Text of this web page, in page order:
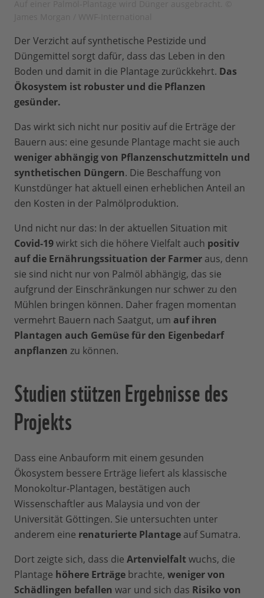
Der Verzicht auf synthetische Pestizide und
Düngemittel sorgt dafür, dass das Leben in den
Boden und damit in die Plantage zurückkehrt. Das
Ökosystem ist robuster und die Pflanzen
gesünder.
Das wirkt sich nicht nur positiv auf die Erträge der
Bauern aus: eine gesunde Plantage macht sie auch
weniger abhängig von Pflanzenschutzmitteln und
synthetischen Düngern. Die Beschaffung von
Kunstdünger hat aktuell einen erheblichen Anteil an
den Kosten in der Palmölproduktion.
Und nicht nur das: In der aktuellen Situation mit
Covid-19wirkt sich die höhere Vielfalt auch positiv
auf die Ernährungssituation der Farmer aus, denn
sie sind nicht nur von Palmöl abhängig, das sie
aufgrund der Einschränkungen nur schwer zu den
Mühlen bringen können. Daher fragen momentan
vermehrt Bauern nach Saatgut, um auf ihren
Plantagen auch Gemüse für den Eigenbedarf
anpflanzen zu können.
Studien stützen Ergebnisse des
Projekts
Dass eine Anbauform mit einem gesunden
Ökosystem bessere Erträge liefert als klassische
Monokoltur-Plantagen, bestätigen auch
Wissenschaftler aus Malaysia und von der
Universität Göttingen. Sie untersuchten unter
anderem eine renaturierte Plantage auf Sumatra.
Dort zeigte sich, dass die Artenvielfaltwuchs, die
Plantage höhere Erträge brachte, weniger von
Schädlingen befallen war und sich das Risiko von